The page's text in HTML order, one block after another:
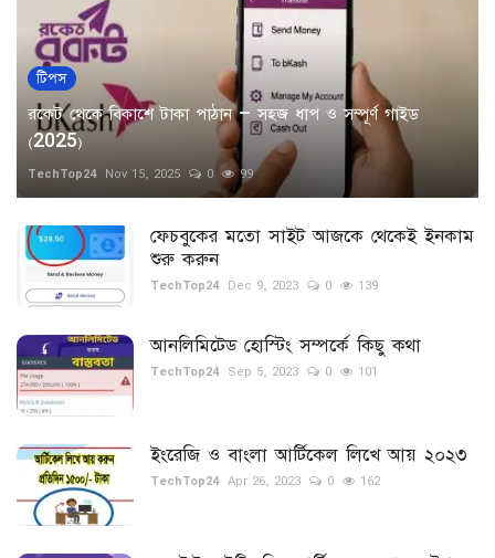
টিপস
রকেট থেকে বিকাশে টাকা পাঠান – সহজ ধাপ ও সম্পূর্ণ গাইড
(2025)
TechTop24 Nov 15, 2025 0 99
ফেচবুকের মতো সাইট আজকে থেকেই ইনকাম
শুরু করুন
TechTop24 Dec 9, 2023 0 139
আনলিমিটেড হোস্টিং সম্পর্কে কিছু কথা
TechTop24 Sep 5, 2023 0 101
ইংরেজি ও বাংলা আর্টিকেল লিখে আয় ২০২৩
TechTop24 Apr 26, 2023 0 162